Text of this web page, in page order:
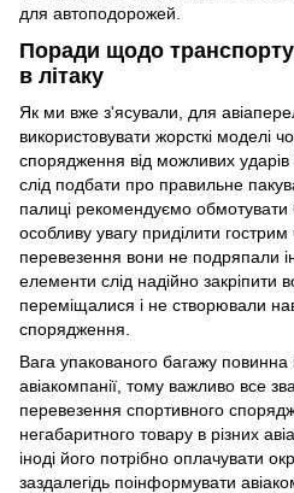
для автоподорожей.
Поради щодо
в літаку
Як ми вже з'ясували, для
використовувати жорсткі моделі
спорядження від можливих ударів
слід подбати про правильне
палиці рекомендуємо обмотувати
особливу увагу приділити
перевезення вони не подряпали
елементи слід надійно
переміщалися і не створювали
спорядження.
Вага упакованого багажу повинна
авіакомпанії, тому важливо все
перевезення спортивного
негабаритного товару в різних
іноді його потрібно оплачувати
заздалегідь поінформувати